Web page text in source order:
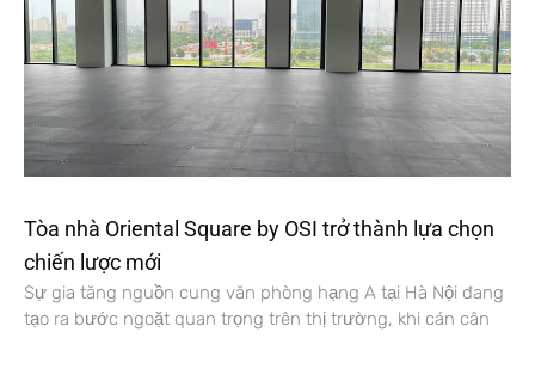
Tòa nhà Oriental Square by OSI trở thành lựa chọn
chiến lược mới
Sự gia tăng nguồn cung văn phòng hạng A tại Hà Nội đang
tạo ra bước ngoặt quan trọng trên thị trường, khi cán cân